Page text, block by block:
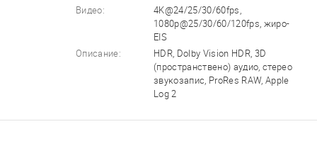
Видео:
4K@24/25/30/60fps,
1080p@25/30/60/120fps, жиро-
EIS
Описание:
HDR, Dolby Vision HDR, 3D
(пространствено) аудио, стерео
звукозапис, ProRes RAW, Apple
Log 2